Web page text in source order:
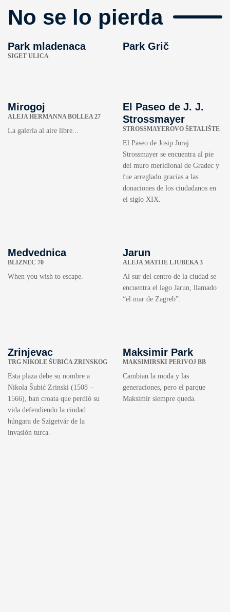
No se lo pierda
Park mladenaca
SIGET ULICA
Park Grič
Mirogoj
ALEJA HERMANNA BOLLEA 27
La galería al aire libre...
El Paseo de J. J.
Strossmayer
STROSSMAYEROVO ŠETALIŠTE
El Paseo de Josip Juraj
Strossmayer se encuentra al pie
del muro meridional de Gradec y
fue arreglado gracias a las
donaciones de los ciudadanos en
el siglo XIX.
Medvednica
BLIZNEC 70
When you wish to escape.
Jarun
ALEJA MATIJE LJUBEKA 3
Al sur del centro de la ciudad se
encuentra el lago Jarun, llamado
“el mar de Zagreb”.
Zrinjevac
TRG NIKOLE ŠUBIĆA ZRINSKOG
Esta plaza debe su nombre a
Nikola Šubić Zrinski (1508 –
1566), ban croata que perdió su
vida defendiendo la ciudad
húngara de Szigetvár de la
invasión turca.
Maksimir Park
MAKSIMIRSKI PERIVOJ BB
Cambian la moda y las
generaciones, pero el parque
Maksimir siempre queda.